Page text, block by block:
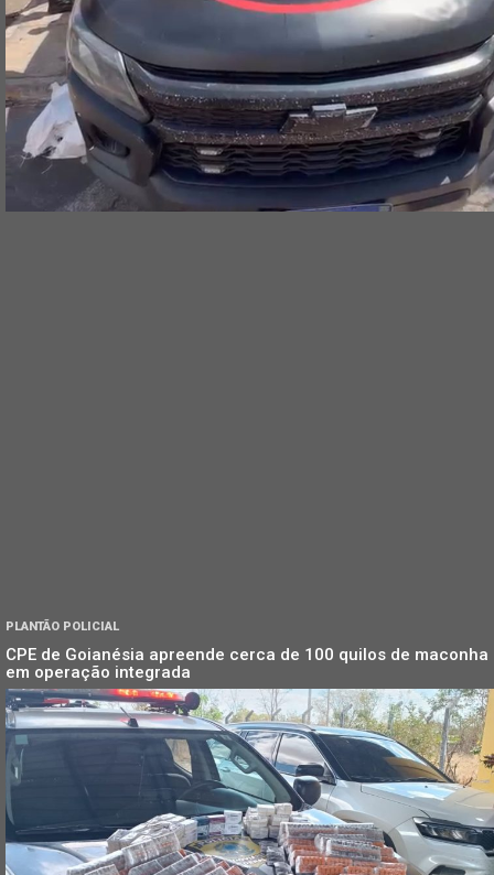
PLANTÃO POLICIAL
CPE de Goianésia apreende cerca de 100 quilos de maconha
em operação integrada